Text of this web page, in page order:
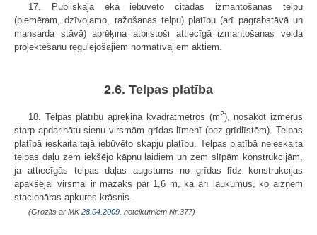
17. Publiskajā ēkā iebūvēto citādas izmantošanas telpu
(piemēram, dzīvojamo, ražošanas telpu) platību (arī pagrabstāvā un
mansarda stāvā) aprēķina atbilstoši attiecīgā izmantošanas veida
projektēšanu regulējošajiem normatīvajiem aktiem.
2.6. Telpas platība
18. Telpas platību aprēķina kvadrātmetros (m2), nosakot izmērus
starp apdarinātu sienu virsmām grīdas līmenī (bez grīdlīstēm). Telpas
platībā ieskaita tajā iebūvēto skapju platību. Telpas platībā neieskaita
telpas daļu zem iekšējo kāpņu laidiem un zem slīpām konstrukcijām,
ja attiecīgās telpas daļas augstums no grīdas līdz konstrukcijas
apakšējai virsmai ir mazāks par 1,6 m, kā arī laukumus, ko aizņem
stacionāras apkures krāsnis.
(Grozīts ar MK28.04.2009. noteikumiem Nr.377)